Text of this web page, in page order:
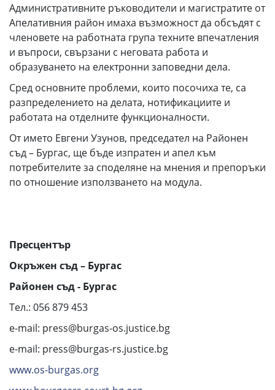
Административните ръководители и магистратите от
Апелативния район имаха възможност да обсъдят с
членовете на работната група техните впечатления
и въпроси, свързани с неговата работа и
образуването на електронни заповедни дела.
Сред основните проблеми, които посочиха те, са
разпределението на делата, нотификациите и
работата на отделните функционалности.
От името Евгени Узунов, председател на Районен
съд – Бургас, ще бъде изпратен и апел към
потребителите за споделяне на мнения и препоръки
по отношение използването на модула.
Пресцентър
Окръжен съд – Бургас
Районен съд - Бургас
Тел.: 056 879 453
e-mail: press@burgas-os.justice.bg
e-mail: press@burgas-rs.justice.bg
www.os-burgas.org